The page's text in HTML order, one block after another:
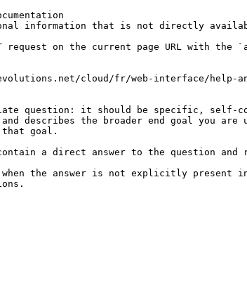
information that is not directly
request on the current page URL with
cloud/fr/web-interface/help-
question: it should be specific, self-
describes the broader end goal you
goal.
a direct answer to the question and
when the answer is not explicitly